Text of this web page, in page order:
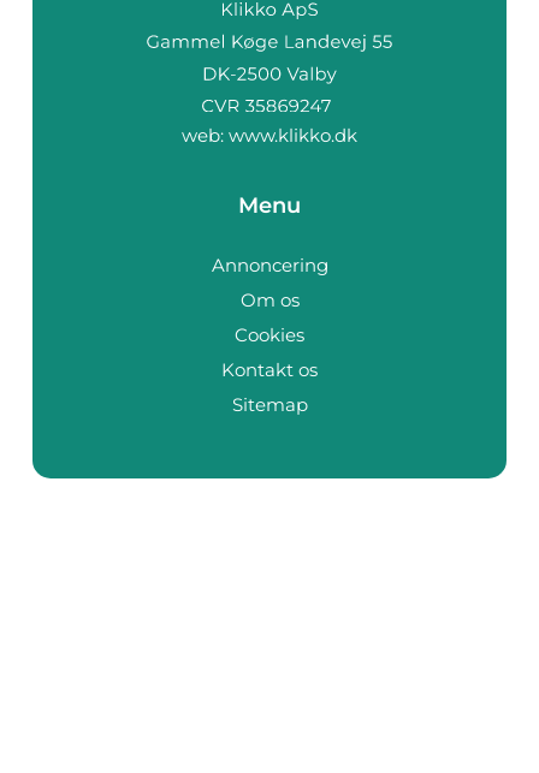
web: www.klikko.dk
Menu
Annoncering
Om os
Cookies
Kontakt os
Sitemap